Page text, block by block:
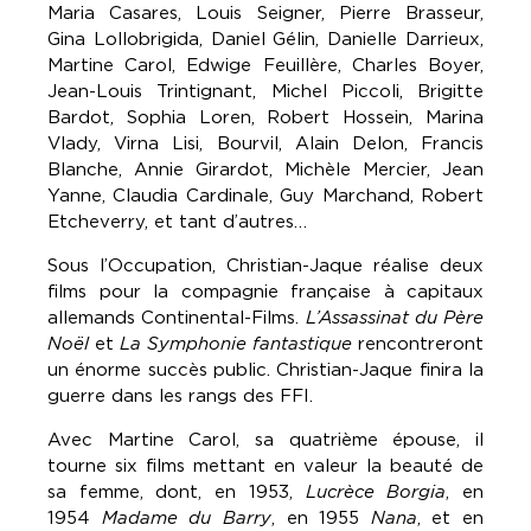
Maria Casares, Louis Seigner, Pierre Brasseur,
Gina Lollobrigida, Daniel Gélin, Danielle Darrieux,
Martine Carol, Edwige Feuillère, Charles Boyer,
Jean-Louis Trintignant, Michel Piccoli, Brigitte
Bardot, Sophia Loren, Robert Hossein, Marina
Vlady, Virna Lisi, Bourvil, Alain Delon, Francis
Blanche, Annie Girardot, Michèle Mercier, Jean
Yanne, Claudia Cardinale, Guy Marchand, Robert
Etcheverry, et tant d’autres…
Sous l’Occupation, Christian-Jaque réalise deux
films pour la compagnie française à capitaux
allemands Continental-Films. L’Assassinat du Père
Noëlet La Symphonie fantastique rencontreront
un énorme succès public. Christian-Jaque finira la
guerre dans les rangs des FFI.
Avec Martine Carol, sa quatrième épouse, il
tourne six films mettant en valeur la beauté de
sa femme, dont, en 1953, Lucrèce Borgia, en
1954 Madame du Barry, en 1955 Nana, et en